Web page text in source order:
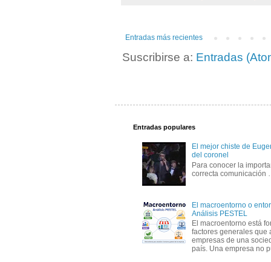
Entradas más recientes
Suscribirse a: Entradas
Entradas populares
El mejor chiste de
del coronel
Para conocer la
correcta
El macroentorno o
Análisis PESTEL
El macroentorno está
factores generales que
empresas de una
país. Una empresa no